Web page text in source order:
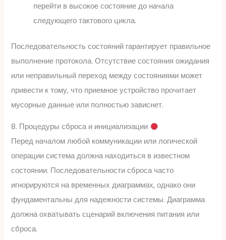
перейти в высокое состояние до начала
следующего тактового цикла.
Последовательность состояний гарантирует правильное
выполнение протокола. Отсутствие состояния ожидания
или неправильный переход между состояниями может
привести к тому, что приемное устройство прочитает
мусорные данные или полностью зависнет.
8. Процедуры сброса и инициализации
Перед началом любой коммуникации или логической
операции система должна находиться в известном
состоянии. Последовательности сброса часто
игнорируются на временных диаграммах, однако они
фундаментальны для надежности системы. Диаграмма
должна охватывать сценарий включения питания или
сброса.